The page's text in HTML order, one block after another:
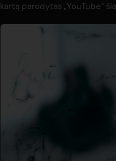
kartą parodytas „YouTube“